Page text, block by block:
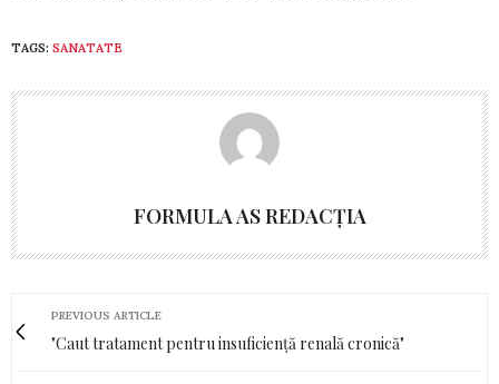
TAGS: SANATATE
FORMULA AS REDACȚIA
PREVIOUS ARTICLE
"Caut tratament pentru insuficiență renală cronică"